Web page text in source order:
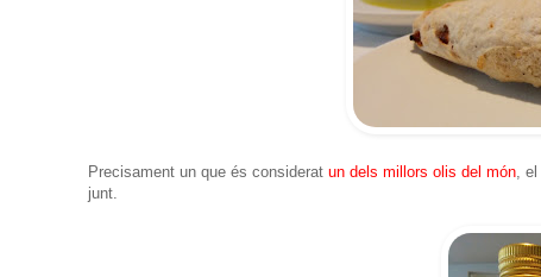
Precisament un que és considerat un dels millors olis del món, el
junt.